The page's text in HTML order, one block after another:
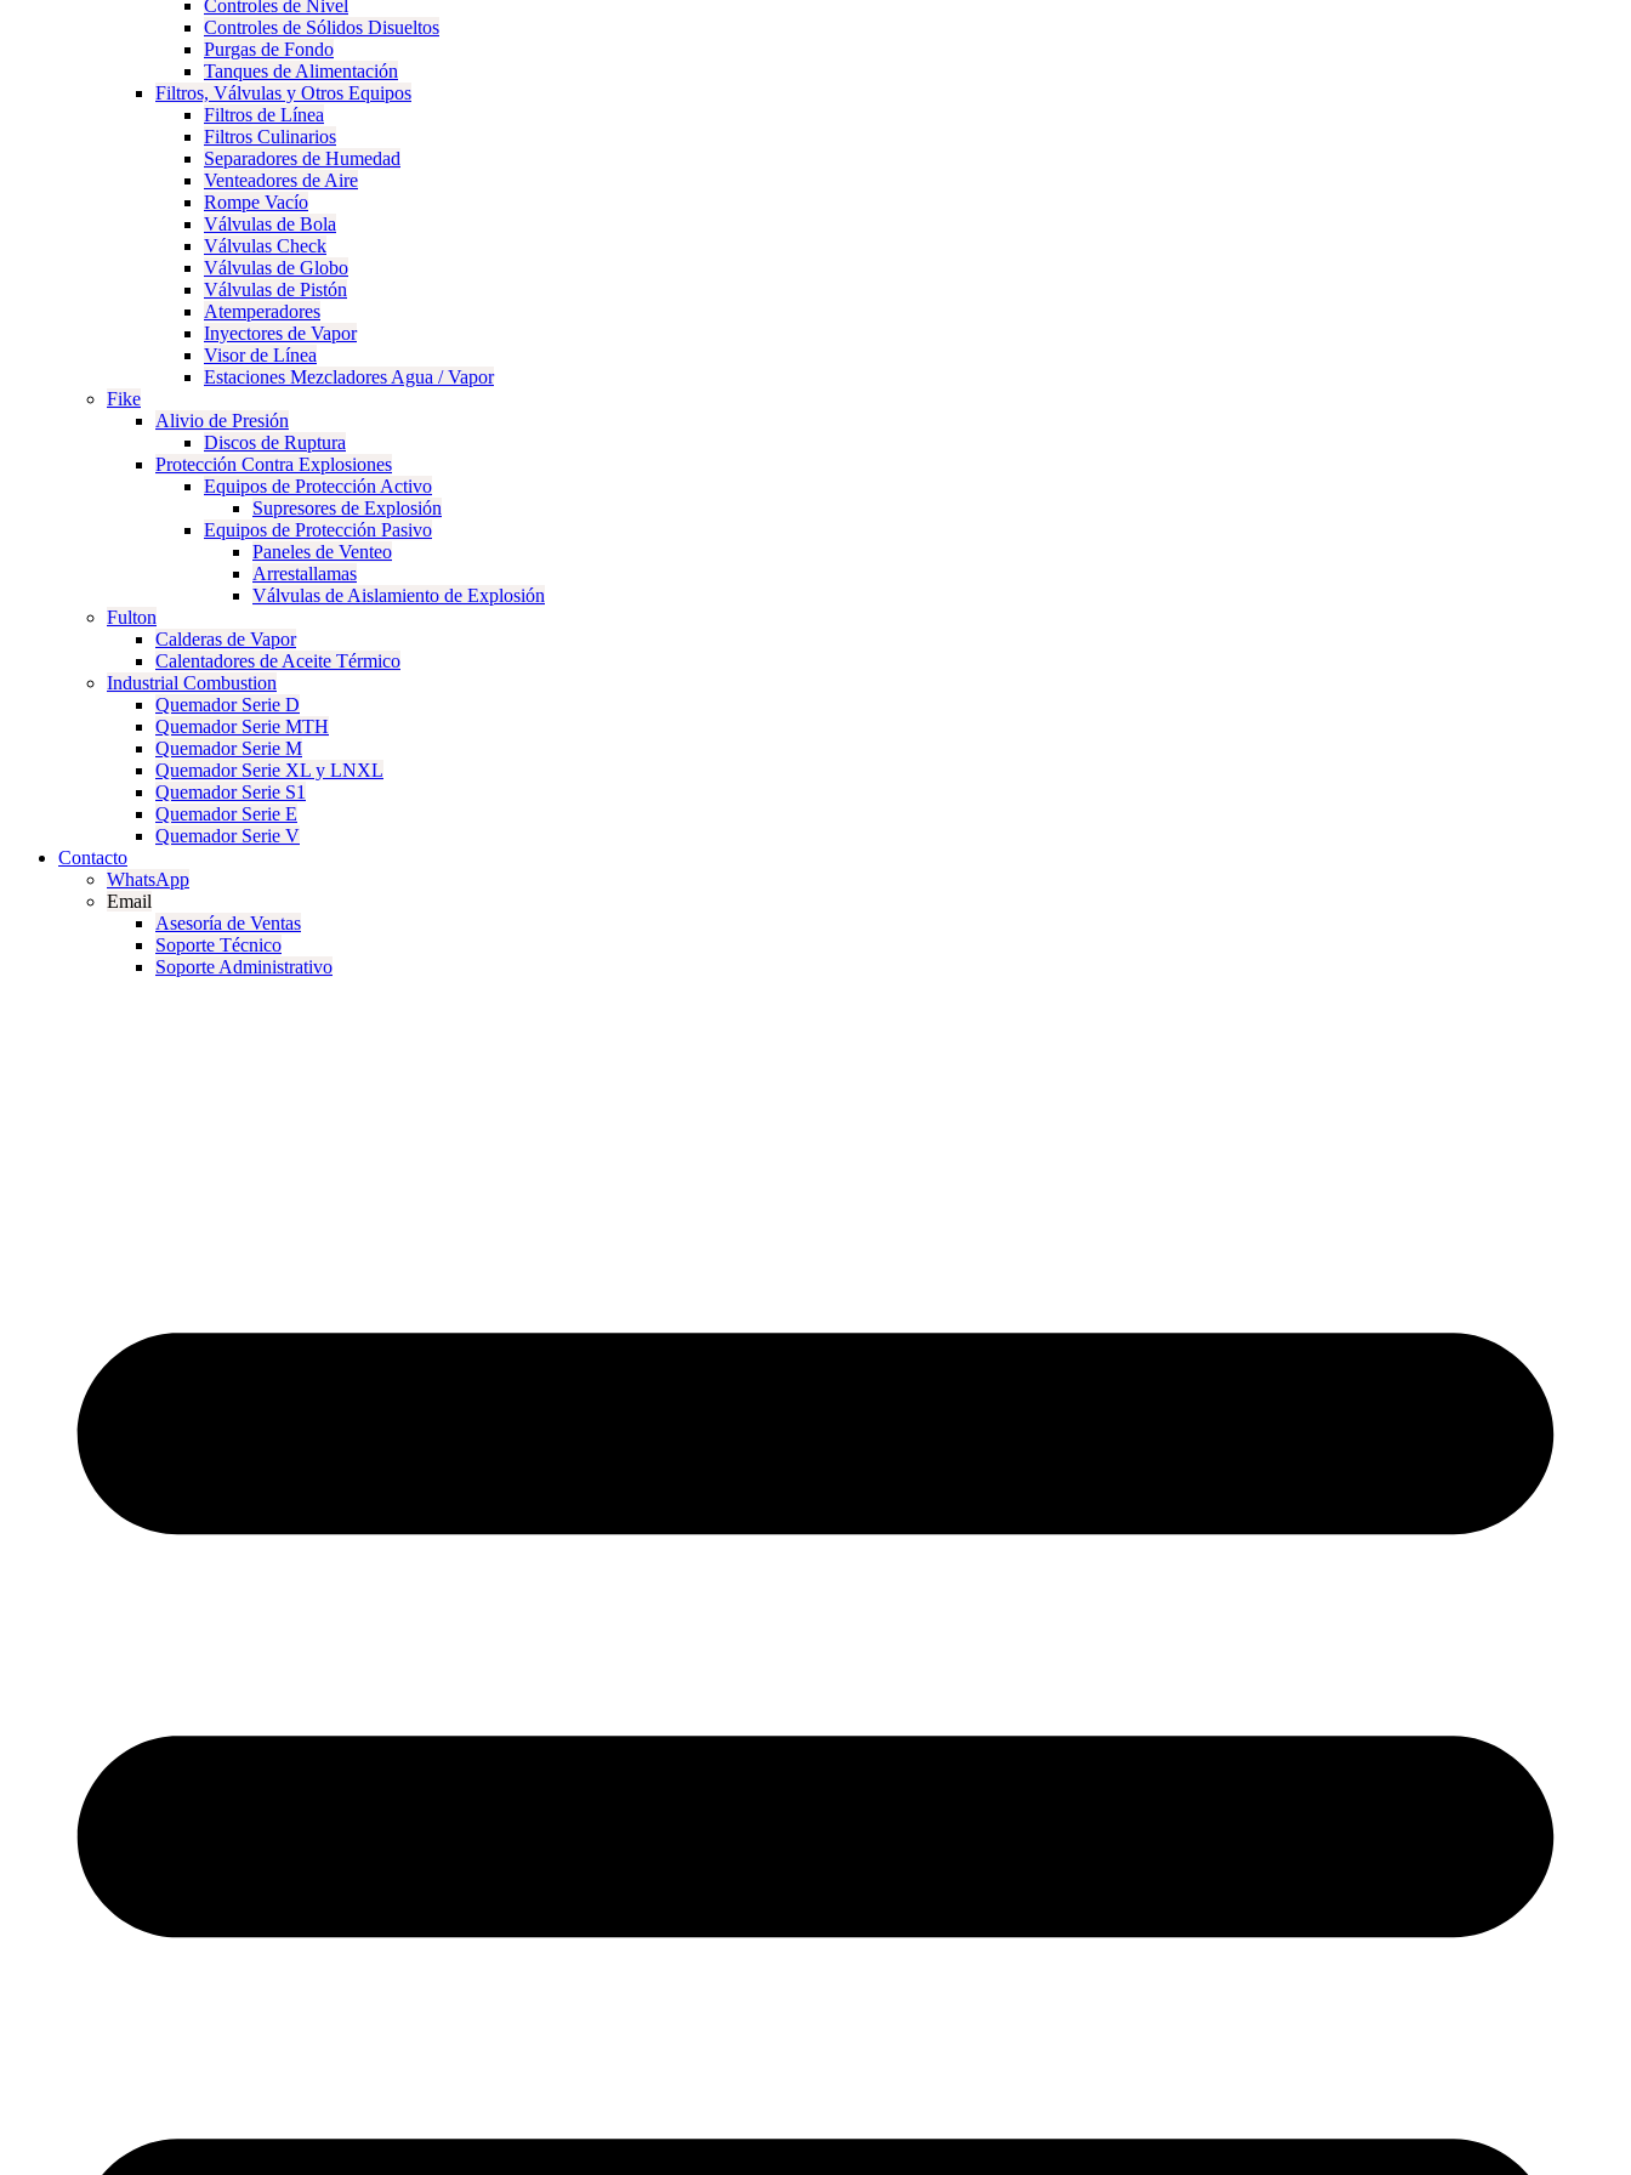
Controles de Nivel
Controles de Sólidos Disueltos
Purgas de Fondo
Tanques de Alimentación
Filtros, Válvulas y Otros Equipos
Filtros de Línea
Filtros Culinarios
Separadores de Humedad
Venteadores de Aire
Rompe Vacío
Válvulas de Bola
Válvulas Check
Válvulas de Globo
Válvulas de Pistón
Atemperadores
Inyectores de Vapor
Visor de Línea
Estaciones Mezcladores Agua / Vapor
Fike
Alivio de Presión
Discos de Ruptura
Protección Contra Explosiones
Equipos de Protección Activo
Supresores de Explosión
Equipos de Protección Pasivo
Paneles de Venteo
Arrestallamas
Válvulas de Aislamiento de Explosión
Fulton
Calderas de Vapor
Calentadores de Aceite Térmico
Industrial Combustion
Quemador Serie D
Quemador Serie MTH
Quemador Serie M
Quemador Serie XL y LNXL
Quemador Serie S1
Quemador Serie E
Quemador Serie V
Contacto
WhatsApp
Email
Asesoría de Ventas
Soporte Técnico
Soporte Administrativo